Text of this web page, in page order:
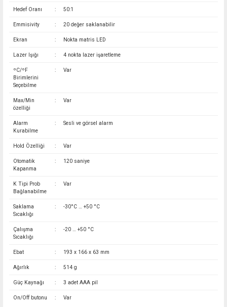
Hedef Oranı : 50:1
Emmisivity : 20 değer saklanabilir
Ekran : Nokta matris LED
Lazer Işığı : 4 nokta lazer işaretleme
ºC/ºF
Birimlerini
Seçebilme
: Var
Max/Min
özelliği
: Var
Alarm
Kurabilme
: Sesli ve görsel alarm
Hold Özelliği : Var
Otomatik
Kapanma
: 120 saniye
K Tipi Prob
Bağlanabilme
: Var
Saklama
Sıcaklığı
: -30°C … +50 °C
Çalışma
Sıcaklığı
: -20 … +50 °C
Ebat : 193 x 166 x 63 mm
Ağırlık : 514 g
Güç Kaynağı : 3 adet AAA pil
On/Off butonu : Var